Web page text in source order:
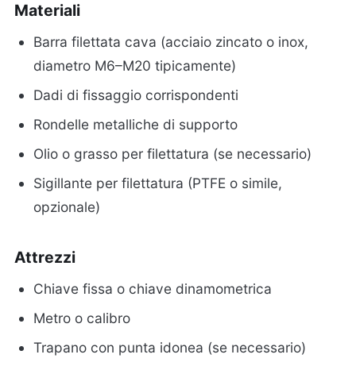
Materiali
Barra filettata cava (acciaio zincato o inox,
diametro M6–M20 tipicamente)
Dadi di fissaggio corrispondenti
Rondelle metalliche di supporto
Olio o grasso per filettatura (se necessario)
Sigillante per filettatura (PTFE o simile,
opzionale)
Attrezzi
Chiave fissa o chiave dinamometrica
Metro o calibro
Trapano con punta idonea (se necessario)